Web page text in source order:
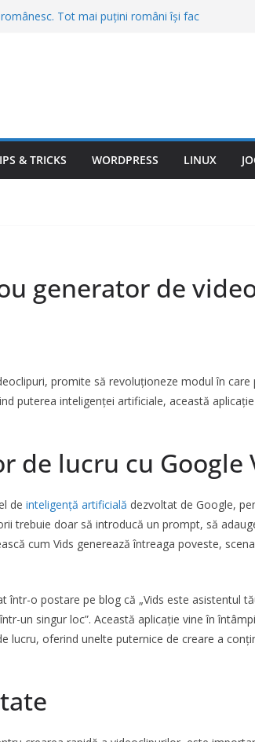
Tot mai puțini români își fac
amenzi automat. Abaterile pe care
oprească poliția
cu prețuri mici intră în România. Se
& TRICKS WORDPRESS LINUX
generator de
promite să revoluționeze modul în care
puterea inteligenței artificiale, această
de lucru cu Google
de inteligență artificială dezvoltat de Google,
trebuie doar să introducă un prompt, să
cum Vids generează întreaga poveste,
într-o postare pe blog că „Vids este asistentul
un singur loc”. Această aplicație vine în
lucru, oferind unelte puternice de creare a